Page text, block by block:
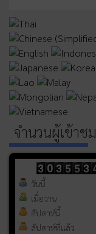
จำนวนผู้เข้าชม
วันนี้
เมื่อวาน
สัปดาห์นี้
สัปดาห์ที่แล้ว